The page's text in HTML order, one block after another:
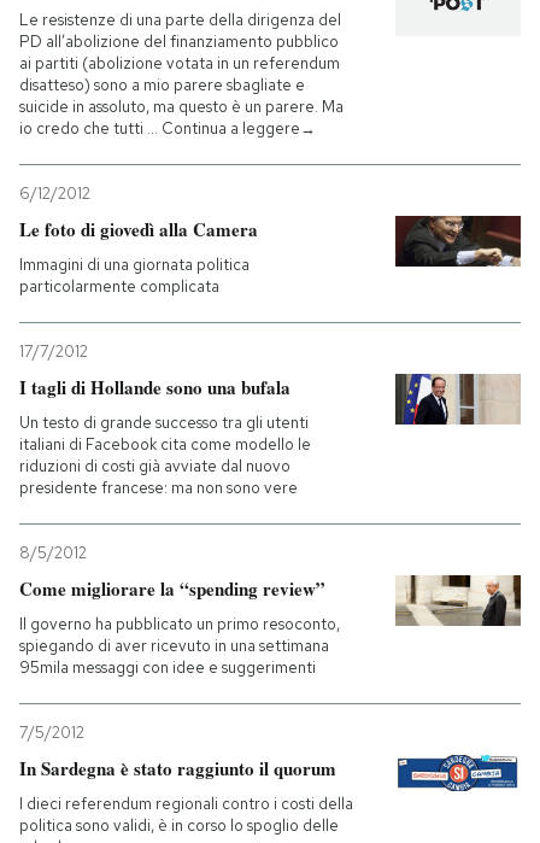
Le resistenze di una parte della dirigenza del
PD all’abolizione del finanziamento pubblico
ai partiti (abolizione votata in un referendum
disatteso) sono a mio parere sbagliate e
suicide in assoluto, ma questo è un parere. Ma
io credo che tutti … Continua a leggere→
6/12/2012
Le foto di giovedì alla Camera
Immagini di una giornata politica
particolarmente complicata
17/7/2012
I tagli di Hollande sono una bufala
Un testo di grande successo tra gli utenti
italiani di Facebook cita come modello le
riduzioni di costi già avviate dal nuovo
presidente francese: ma non sono vere
8/5/2012
Come migliorare la “spending review”
Il governo ha pubblicato un primo resoconto,
spiegando di aver ricevuto in una settimana
95mila messaggi con idee e suggerimenti
7/5/2012
In Sardegna è stato raggiunto il quorum
I dieci referendum regionali contro i costi della
politica sono validi, è in corso lo spoglio delle